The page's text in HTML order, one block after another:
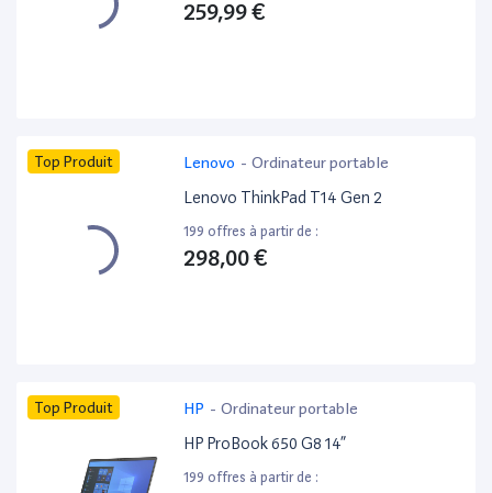
259,99 €
Top Produit Lenovo - Ordinateur portable
Lenovo ThinkPad T14 Gen 2
199 offres à partir de :
298,00 €
Top Produit HP - Ordinateur portable
HP ProBook 650 G8 14”
199 offres à partir de :